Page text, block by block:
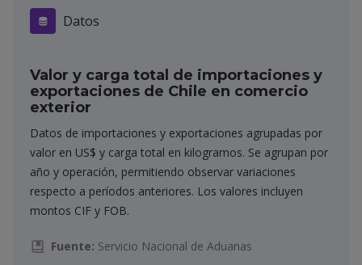
Datos
Valor y carga total de importaciones y
exportaciones de Chile en comercio
exterior
Datos de importaciones y exportaciones agrupadas por
valor en US$ y carga total en kilogramos. Se agrupan por
año y operación, permitiendo observar variaciones
respecto a períodos anteriores. Los valores incluyen
montos CIF y FOB.
Fuente: Servicio Nacional de Aduanas